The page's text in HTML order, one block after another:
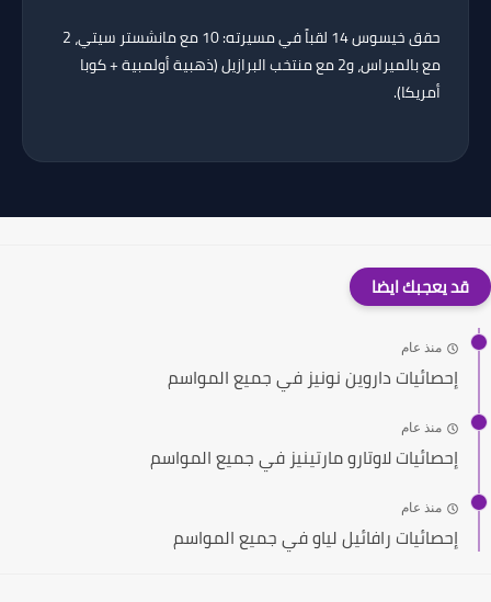
حقق خيسوس14 لقباً
في مسيرته: 10 مع مانشستر سيتي، 2
مع بالميراس، و2 مع منتخب البرازيل (ذهبية أولمبية + كوبا
أمريكا).
قد يعجبك ايضا
منذ عام
إحصائيات داروين نونيز في جميع المواسم
منذ عام
إحصائيات لاوتارو مارتينيز في جميع المواسم
منذ عام
إحصائيات رافائيل لياو في جميع المواسم